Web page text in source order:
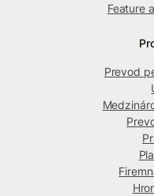
Feature
Prevod